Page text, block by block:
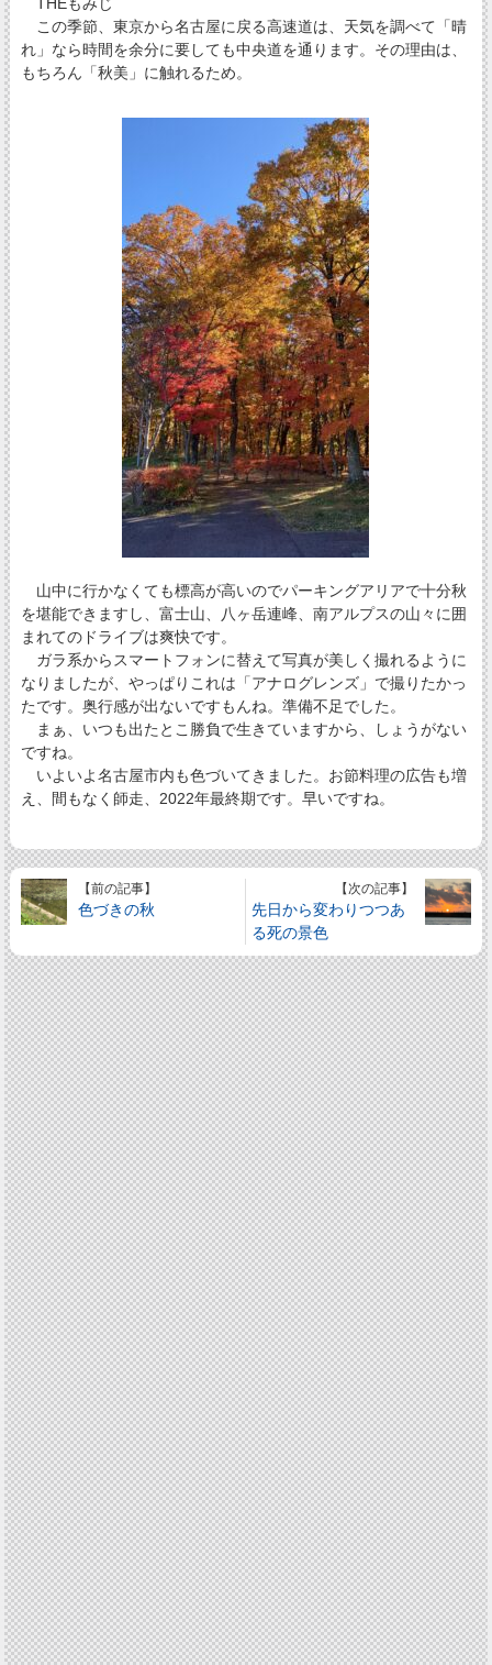
この季節、東京から名古屋に戻る高速道は、天気を調べて「晴
れ」なら時間を余分に要しても中央道を通ります。その理由は、
もちろん「秋美」に触れるため。
山中に行かなくても標高が高いのでパーキングアリアで十分秋
を堪能できますし、富士山、八ヶ岳連峰、南アルプスの山々に囲
まれてのドライブは爽快です。
ガラ系からスマートフォンに替えて写真が美しく撮れるように
なりましたが、やっぱりこれは「アナログレンズ」で撮りたかっ
たです。奥行感が出ないですもんね。準備不足でした。
まぁ、いつも出たとこ勝負で生きていますから、しょうがない
ですね。
いよいよ名古屋市内も色づいてきました。お節料理の広告も増
え、間もなく師走、2022年最終期です。早いですね。
【前の記事】
色づきの秋
【次の記事】
先日から変わりつつあ
る死の景色